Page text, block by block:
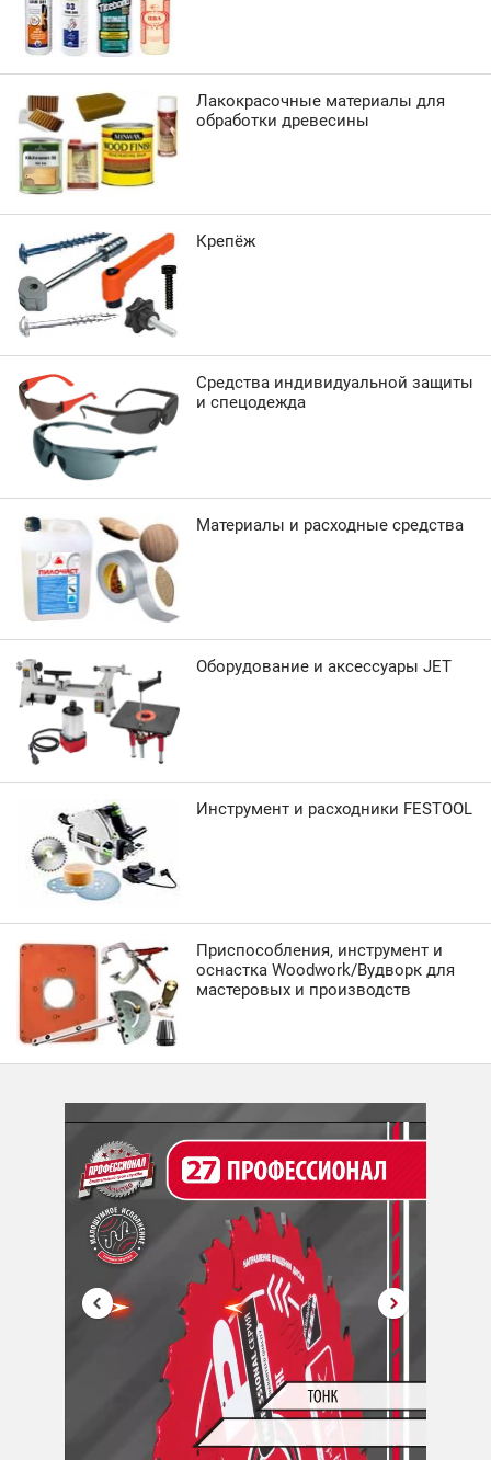
Лакокрасочные материалы для
обработки древесины
Крепёж
Средства индивидуальной защиты
и спецодежда
Материалы и расходные средства
Оборудование и аксессуары JET
Инструмент и расходники FESTOOL
Приспособления, инструмент и
оснастка Woodwork/Вудворк для
мастеровых и производств